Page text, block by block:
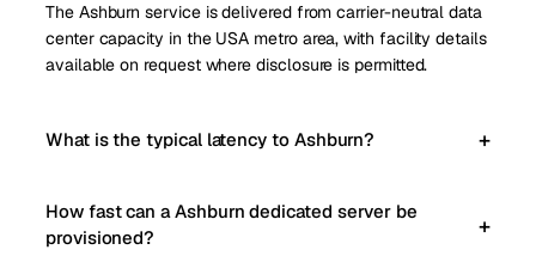
The Ashburn service is delivered from carrier-neutral data
center capacity in the USA metro area, with facility details
available on request where disclosure is permitted.
What is the typical latency to Ashburn?
How fast can a Ashburn dedicated server be
provisioned?